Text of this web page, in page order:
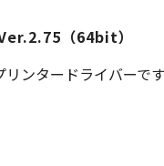
（64bit）
ンタードライバー